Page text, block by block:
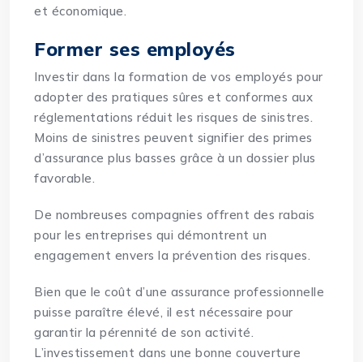
et économique.
Former ses employés
Investir dans la formation de vos employés pour
adopter des pratiques sûres et conformes aux
réglementations réduit les risques de sinistres.
Moins de sinistres peuvent signifier des primes
d’assurance plus basses grâce à un dossier plus
favorable.
De nombreuses compagnies offrent des rabais
pour les entreprises qui démontrent un
engagement envers la prévention des risques.
Bien que le coût d’une assurance professionnelle
puisse paraître élevé, il est nécessaire pour
garantir la pérennité de son activité.
L’investissement dans une bonne couverture